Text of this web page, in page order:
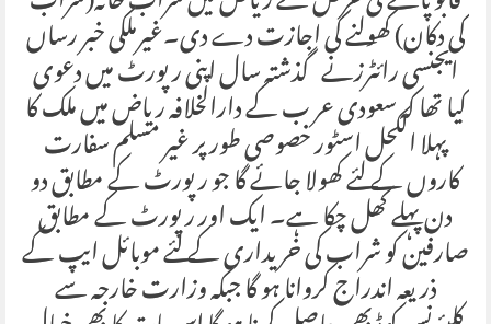
کی دکان) کھولنے کی اجازت دے دی۔غیرملکی خبر رساں
ایجنسی رائٹرزنے گذشتہ سال اپنی رپورٹ میں دعوی
کیا تھا کہ سعودی عر ب کے دارالخلافہ ریاض میں ملک کا
پہلا الکحل اسٹور خصوصی طور پر غیر مسلم سفارت
کاروں کے لئے کھولا جائے گا جو رپورٹ کے مطابق دو
دن پہلے کھل چکا ہے۔ ایک اور رپورٹ کے مطابق
صارفین کو شراب کی خریداری کے لئے موبائل ایپ کے
ذریعہ اندراج کروانا ہو گا جبکہ وزارت خارجہ سے